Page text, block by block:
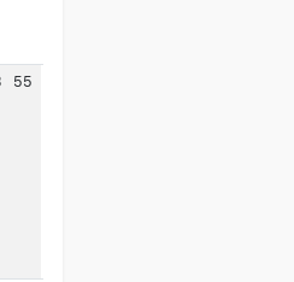
55